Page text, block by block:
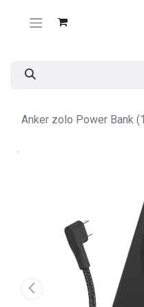
Anker zolo Power Bank